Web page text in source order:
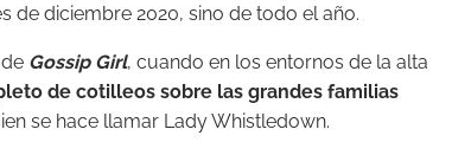
de diciembre 2020, sino de todo el año.
Gossip Girl, cuando en los entornos de la alta
de cotilleos sobre las grandes familias
se hace llamar Lady Whistledown.